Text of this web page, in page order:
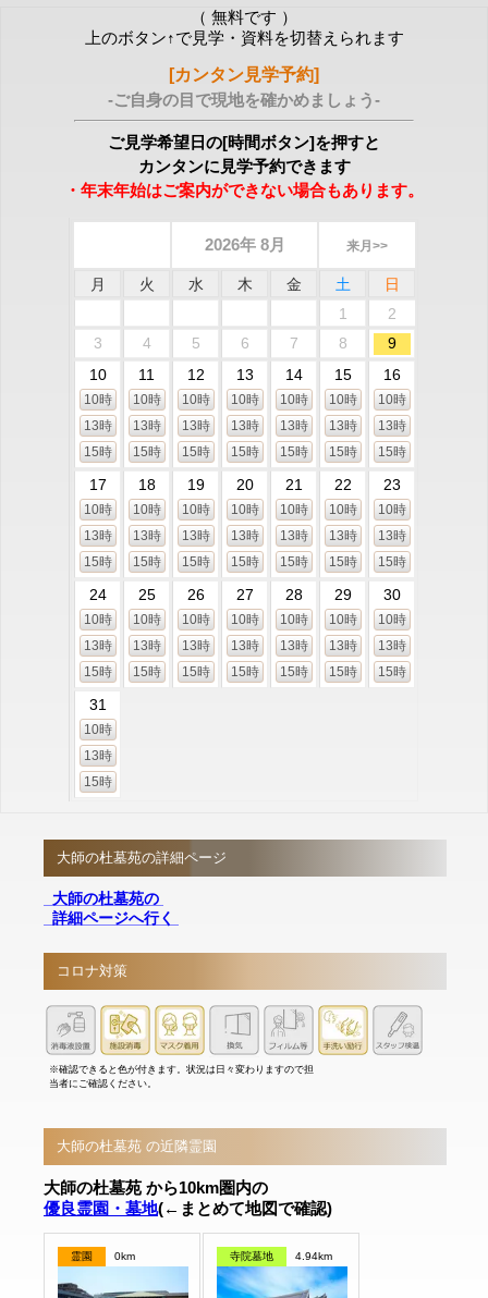
（ 無料です ）
上のボタン↑で見学・資料を切替えられます
[カンタン見学予約]
-ご自身の目で現地を確かめましょう-
ご見学希望日の[時間ボタン]を押すと
カンタンに見学予約できます
・年末年始はご案内ができない場合もあります。
2026年 8月 来月>>
月 火 水 木 金 土
日
1
2
3
4 5 6 7 8
9
10
10時
13時
15時
11
10時
13時
15時
12
10時
13時
15時
13
10時
13時
15時
14
10時
13時
15時
15
10時
13時
15時
16
10時
13時
15時
17
10時
13時
15時
18
10時
13時
15時
19
10時
13時
15時
20
10時
13時
15時
21
10時
13時
15時
22
10時
13時
15時
23
10時
13時
15時
24
10時
13時
15時
25
10時
13時
15時
26
10時
13時
15時
27
10時
13時
15時
28
10時
13時
15時
29
10時
13時
15時
30
10時
13時
15時
31
10時
13時
15時
大師の杜墓苑の詳細ページ
大師の杜墓苑の
詳細ページへ行く
コロナ対策
※確認できると色が付きます。状況は日々変わりますので担
当者にご確認ください。
大師の杜墓苑 の近隣霊園
大師の杜墓苑 から10km圏内の
優良霊園・墓地(←まとめて地図で確認)
霊園 0km 寺院墓地 4.94km